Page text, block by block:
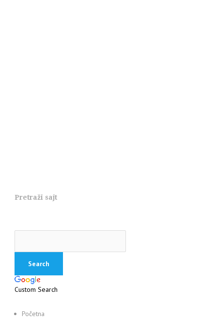
Pretraži sajt
Custom Search
Početna